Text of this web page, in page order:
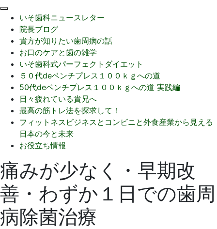
いそ歯科ニュースレター
院長ブログ
貴方が知りたい歯周病の話
お口のケアと歯の雑学
いそ歯科式パーフェクトダイエット
５０代deベンチプレス１００ｋｇへの道
50代deベンチプレス１００ｋｇへの道 実践編
日々疲れている貴兄へ
最高の筋トレ法を探求して！
フィットネスビジネスとコンビニと外食産業から見える
日本の今と未来
お役立ち情報
痛みが少なく・早期改
善・わずか１日での歯周
病除菌治療